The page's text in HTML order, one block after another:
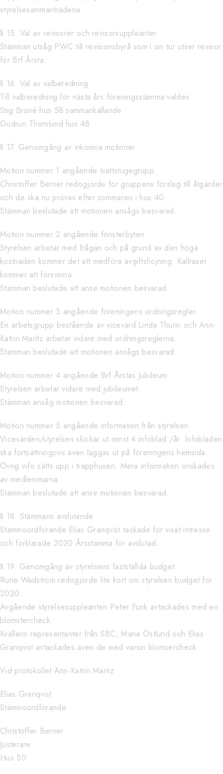
styrelsesammanträdena.
§ 15. Val av revisorer och revisorsuppleanter.
Stämman utsåg PWC till revisionsbyrå som i sin tur utser revisor
för Brf Årsta.
§ 16. Val av valberedning.
Till valberedning för nästa års föreningsstämma valdes
Stig Broné hus 58 sammankallande
Gudrun Thorslund hus 48
§ 17. Genomgång av inkomna motioner.
Motion nummer 1 angående tvättstugegrupp.
Christoffer Berner redogjorde för gruppens förslag till åtgärder
och de ska nu prövas efter sommaren i hus 40.
Stämman beslutade att motionen ansågs besvarad.
Motion nummer 2 angående fönsterbyten.
Styrelsen arbetar med frågan och på grund av den höga
kostnaden kommer det att medföra avgiftshöjning. Kallraset
kommer att försvinna.
Stämman beslutade att anse motionen besvarad.
Motion nummer 3 angående föreningens ordningsregler.
En arbetsgrupp bestående av vicevärd Linda Thurin och Ann-
Katrin Maritz arbetar vidare med ordningsreglerna.
Stämman beslutade att motionen ansågs besvarad.
Motion nummer 4 angående Brf Årstas Jubileum.
Styrelsen arbetar vidare med jubileumet.
Stämman ansåg motionen besvarad.
Motion nummer 5 angående information från styrelsen.
Vicevärden/styrelsen skickar ut minst 4 infoblad /år. Infobladen
ska fortsättningsvis även läggas ut på föreningens hemsida.
Övrig info sätts upp i trapphusen. Mera information önskades
av medlemmarna.
Stämman beslutade att anse motionen besvarad.
§ 18. Stämmans avslutande.
Stämmoordförande Elias Granqvist tackade för visat intresse
och förklarade 2020 Årsstämma för avslutad.
§ 19. Genomgång av styrelsens fastställda budget.
Rune Wadström redogjorde lite kort om styrelsen budget för
2020.
Avgående styrelsesuppleanten Peter Funk avtackades med en
blomstercheck.
Kvällens representanter från SBC, Maria Östlund och Elias
Granqvist avtackades även de med varsin blomsercheck.
Vid protokollet Ann-Katrin Maritz
Elias Granqvist
Stämmoordförande
Christoffer Berner
Justerare
Hus 50